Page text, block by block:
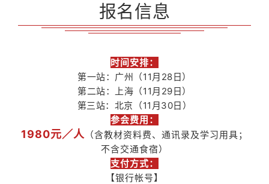
报名信息
时间安排：
第一站：广州（11月28日）
第二站：上海（11月29日）
第三站：北京（11月30日 ）
参会费用：
1980元／人 （含教材资料费、通讯录及学习用具；
不含交通食宿）
支付方式：
【银行帐号】